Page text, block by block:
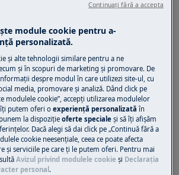
de protecție dacă efectuați
sau reparații care implică
module cookie pentru a-
personalizată.
și alte tehnologii similare pentru a ne
și în scopuri de marketing și promovare. De
despre modul în care utilizezi site-ul, cu
media, promovare și analiză. Dând click pe
modulele cookie”, accepţi utilizarea modulelor
îţi putem oferi oexperienţă personalizată în
la dispoziţieoferte speciale și să îţi afișăm
Dacă alegi să dai click pe „Continuă fără a
cookie neesenţiale, ceea ce poate afecta
și serviciile pe care ţi le putem oferi. Pentru mai
Avizul privind modulele cookie și Declaraţia
personal .
Continuați fără a accepta